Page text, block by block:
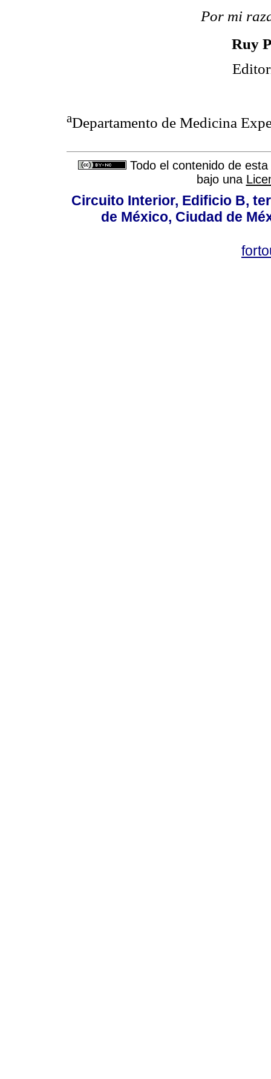
Por mi
Ruy
aDepartamento de Medicina
Todo el contenido de
bajo una
Circuito Interior, Edificio B,
de México, Ciudad de